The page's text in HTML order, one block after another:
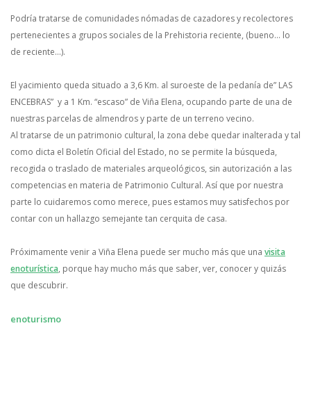
Podría tratarse de comunidades nómadas de cazadores y recolectores
pertenecientes a grupos sociales de la Prehistoria reciente, (bueno… lo
de reciente…).
El yacimiento queda situado a 3,6 Km. al suroeste de la pedanía de” LAS
ENCEBRAS” y a 1 Km. “escaso” de Viña Elena, ocupando parte de una de
nuestras parcelas de almendros y parte de un terreno vecino.
Al tratarse de un patrimonio cultural, la zona debe quedar inalterada y tal
como dicta el Boletín Oficial del Estado, no se permite la búsqueda,
recogida o traslado de materiales arqueológicos, sin autorización a las
competencias en materia de Patrimonio Cultural. Así que por nuestra
parte lo cuidaremos como merece, pues estamos muy satisfechos por
contar con un hallazgo semejante tan cerquita de casa.
Próximamente venir a Viña Elena puede ser mucho más que una visita
enoturística, porque hay mucho más que saber, ver, conocer y quizás
que descubrir.
enoturismo